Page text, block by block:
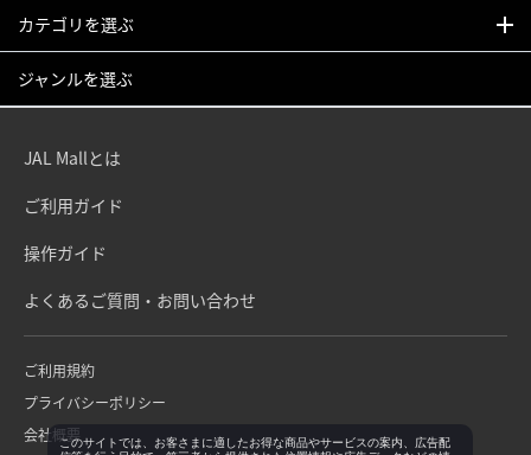
カテゴリを選ぶ
ジャンルを選ぶ
JAL Mallとは
ご利用ガイド
操作ガイド
よくあるご質問・お問い合わせ
ご利用規約
プライバシーポリシー
会社概要このサイトでは、お客さまに適したお得な商品やサービスの案内、広告配